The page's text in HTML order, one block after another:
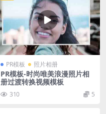
PR模板 照片相册
PR模板-时尚唯美浪漫照片相
册过渡转换视频模板
310 5